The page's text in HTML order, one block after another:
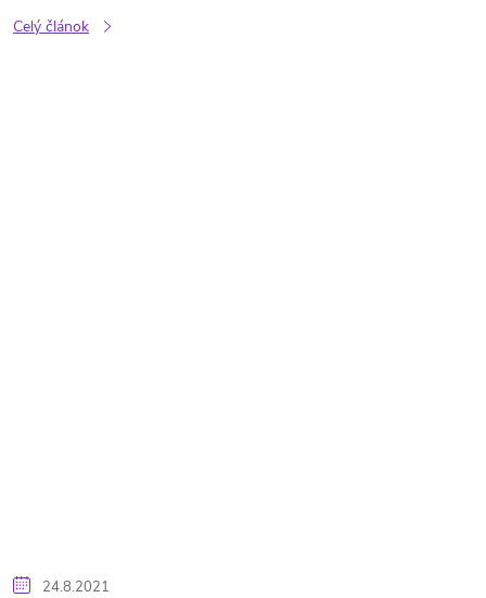
Celý článok
24.8.2021